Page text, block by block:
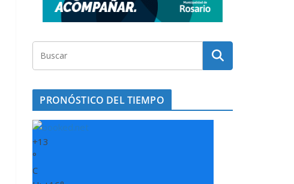
PRONÓSTICO DEL TIEMPO
+13
°
C